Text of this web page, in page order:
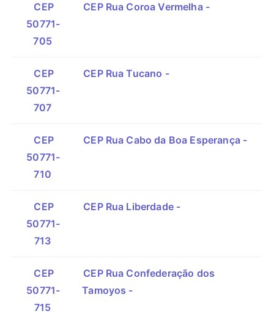
CEP
50771-
705
CEP Rua Coroa Vermelha -
CEP
50771-
707
CEP Rua Tucano -
CEP
50771-
710
CEP Rua Cabo da Boa Esperança -
CEP
50771-
713
CEP Rua Liberdade -
CEP
50771-
715
CEP Rua Confederação dos
Tamoyos -